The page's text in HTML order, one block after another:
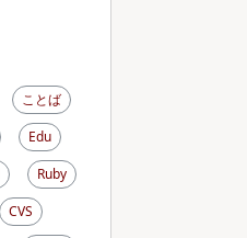
ことば
Edu
Ruby
CVS